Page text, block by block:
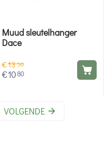
Muud sleutelhanger
Dace
€1350
€1080
VOLGENDE